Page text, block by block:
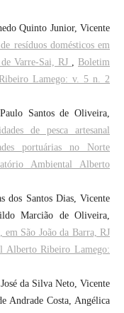
Quinto Junior, Vicente
resíduos domésticos em
Varre-Sai, RJ
Boletim
Lamego: v. 5 n. 2
Santos de Oliveira,
de pesca artesanal
portuárias no Norte
Ambiental Alberto
dos Santos Dias, Vicente
Marcião de Oliveira,
em São João da Barra, RJ
Alberto Ribeiro Lamego:
da Silva Neto, Vicente
Andrade Costa, Angélica